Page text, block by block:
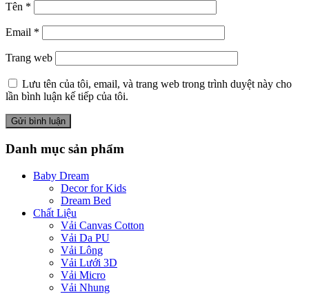
Tên *
Email *
Trang web
Lưu tên của tôi, email, và trang web trong trình duyệt này cho
lần bình luận kế tiếp của tôi.
Danh mục sản phẩm
Baby Dream
Decor for Kids
Dream Bed
Chất Liệu
Vải Canvas Cotton
Vải Da PU
Vải Lông
Vải Lưới 3D
Vải Micro
Vải Nhung